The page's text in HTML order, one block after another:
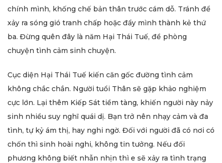
chính mình, khống chế bản thân trước cám dỗ. Tránh để
xảy ra sóng gió tranh chấp hoặc đẩy mình thành kẻ thứ
ba. Đừng quên đây là năm Hại Thái Tuế, đề phòng
chuyện tình cảm sinh chuyện.
Cục diện Hại Thái Tuế kiến căn gốc đường tình cảm
không chắc chắn. Người tuổi Thân sẽ gặp khảo nghiệm
cực lớn. Lại thêm Kiếp Sát tiềm tàng, khiến người này nảy
sinh nhiều suy nghĩ quái dị. Bạn trở nên nhạy cảm và đa
tình, tự kỷ ám thị, hay nghi ngờ. Đối với người đã có nơi có
chốn thì sinh hoài nghi, không tin tưởng. Nếu đối
phương không biết nhẫn nhịn thì e sẽ xảy ra tình trạng